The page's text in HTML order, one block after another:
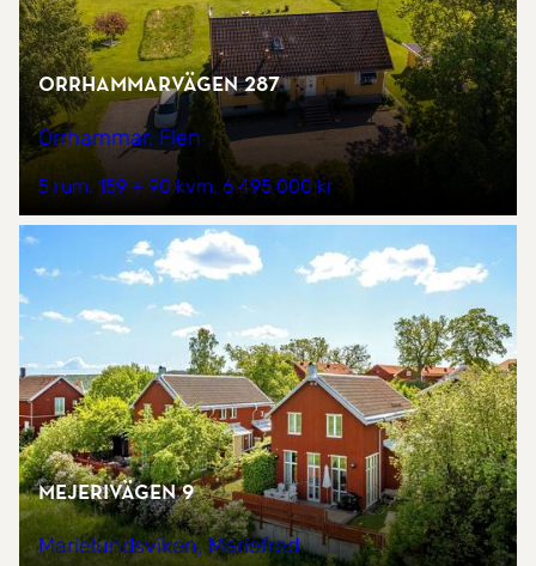
Orrhammarvägen 287
Orrhammar, Flen
5 rum 159 + 90 kvm 6 495 000 kr
Mejerivägen 9
Marielundsviken, Mariefred